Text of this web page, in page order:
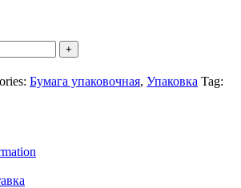
Бумага упаковочная, Упаковка Tag: